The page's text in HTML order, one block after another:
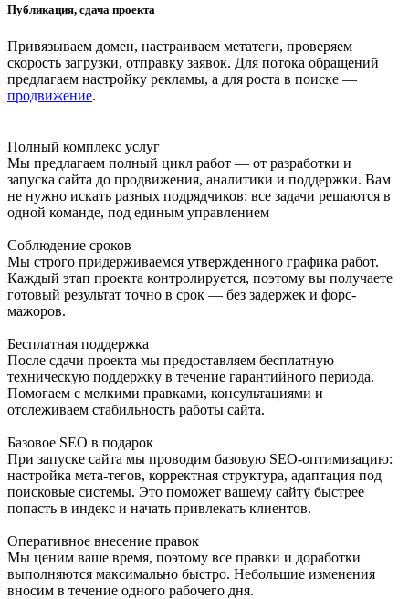
Публикация, сдача проекта
Привязываем домен, настраиваем метатеги, проверяем
скорость загрузки, отправку заявок. Для потока обращений
предлагаем настройку рекламы, а для роста в поиске —
продвижение.
Полный комплекс услуг
Мы предлагаем полный цикл работ — от разработки и
запуска сайта до продвижения, аналитики и поддержки. Вам
не нужно искать разных подрядчиков: все задачи решаются в
одной команде, под единым управлением
Соблюдение сроков
Мы строго придерживаемся утвержденного графика работ.
Каждый этап проекта контролируется, поэтому вы получаете
готовый результат точно в срок — без задержек и форс-
мажоров.
Бесплатная поддержка
После сдачи проекта мы предоставляем бесплатную
техническую поддержку в течение гарантийного периода.
Помогаем с мелкими правками, консультациями и
отслеживаем стабильность работы сайта.
Базовое SEO в подарок
При запуске сайта мы проводим базовую SEO-оптимизацию:
настройка мета-тегов, корректная структура, адаптация под
поисковые системы. Это поможет вашему сайту быстрее
попасть в индекс и начать привлекать клиентов.
Оперативное внесение правок
Мы ценим ваше время, поэтому все правки и доработки
выполняются максимально быстро. Небольшие изменения
вносим в течение одного рабочего дня.